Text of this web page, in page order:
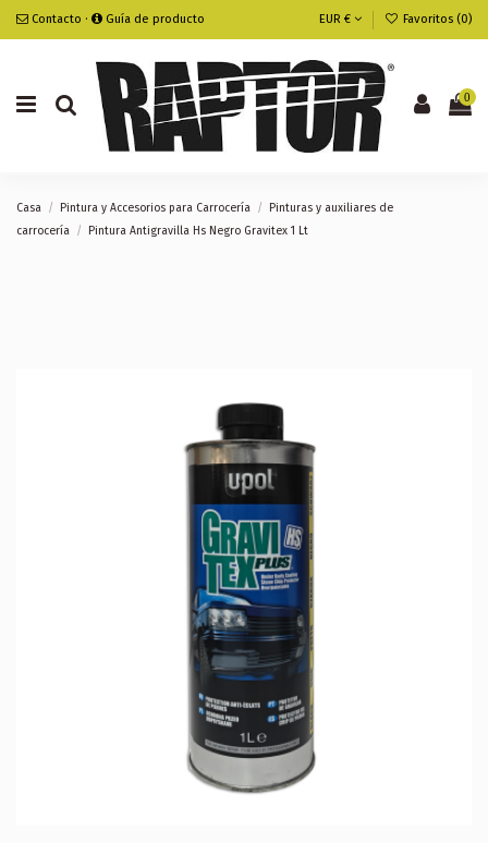
Contacto · Guía de producto EUR € Favoritos (0)
0
Casa Pintura y Accesorios para Carrocería
Pinturas y auxiliares de
carrocería
Pintura Antigravilla Hs Negro Gravitex 1 Lt